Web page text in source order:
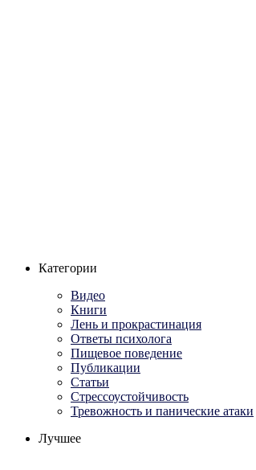
Категории
Видео
Книги
Лень и прокрастинация
Ответы психолога
Пищевое поведение
Публикации
Статьи
Стрессоустойчивость
Тревожность и панические атаки
Лучшее